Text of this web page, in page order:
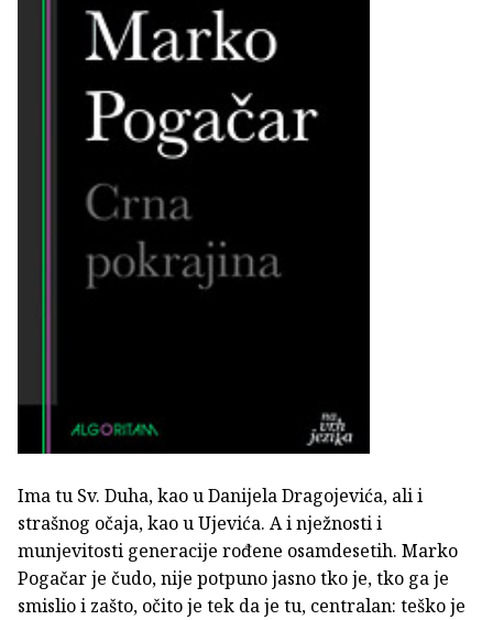
Ima tu Sv. Duha, kao u Danijela Dragojevića, ali i
strašnog očaja, kao u Ujevića. A i nježnosti i
munjevitosti generacije rođene osamdesetih. Marko
Pogačar je čudo, nije potpuno jasno tko je, tko ga je
smislio i zašto, očito je tek da je tu, centralan: teško je